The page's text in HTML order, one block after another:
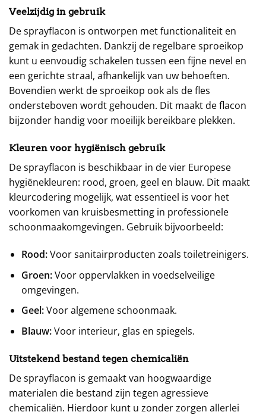
Veelzijdig in gebruik
De sprayflacon is ontworpen met functionaliteit en
gemak in gedachten. Dankzij de regelbare sproeikop
kunt u eenvoudig schakelen tussen een fijne nevel en
een gerichte straal, afhankelijk van uw behoeften.
Bovendien werkt de sproeikop ook als de fles
ondersteboven wordt gehouden. Dit maakt de flacon
bijzonder handig voor moeilijk bereikbare plekken.
Kleuren voor hygiënisch gebruik
De sprayflacon is beschikbaar in de vier Europese
hygiënekleuren: rood, groen, geel en blauw. Dit maakt
kleurcodering mogelijk, wat essentieel is voor het
voorkomen van kruisbesmetting in professionele
schoonmaakomgevingen. Gebruik bijvoorbeeld:
Rood:Voor sanitairproducten zoals toiletreinigers.
Groen:Voor oppervlakken in voedselveilige
omgevingen.
Geel:Voor algemene schoonmaak.
Blauw:Voor interieur, glas en spiegels.
Uitstekend bestand tegen chemicaliën
De sprayflacon is gemaakt van hoogwaardige
materialen die bestand zijn tegen agressieve
chemicaliën. Hierdoor kunt u zonder zorgen allerlei